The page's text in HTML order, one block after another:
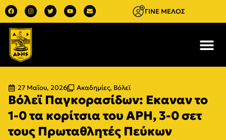
ΓΙΝΕ ΜΕΛΟΣ
27 Μαΐου, 2026 Ακαδημίες, Βόλεϊ
Βόλεϊ Παγκορασίδων: Eκαναν το
1-0 τα κορίτσια του ΑΡΗ, 3-0 σετ
τους Πρωταθλητές Πεύκων